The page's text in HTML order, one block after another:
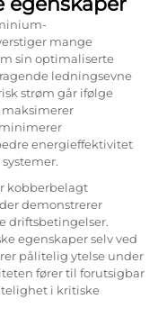
mange
sin optimaliserte
ledningsevne
strøm går ifølge
energieffektivitet
kobberbelagt
demonstrerer
driftsbetingelser.
egenskaper selv ved
pålitelig ytelse under
fører til forutsigbar
i kritiske